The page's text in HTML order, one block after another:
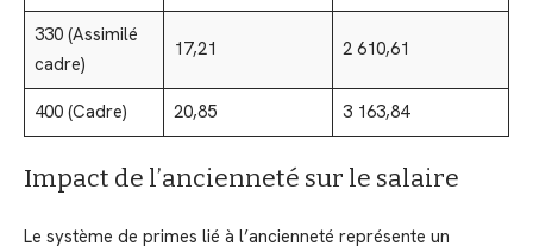
330 (Assimilé
cadre)
17,21 2 610,61
400 (Cadre) 20,85 3 163,84
Impact de l’ancienneté sur le salaire
Le système de primes lié à l’ancienneté représente un